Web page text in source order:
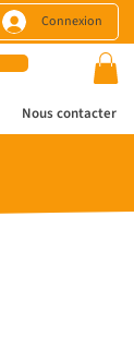
Connexion
Nous contacter